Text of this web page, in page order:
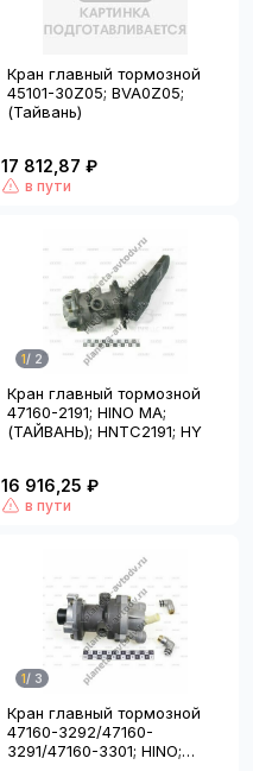
Кран главный тормозной
45101-30Z05; BVA0Z05;
(Тайвань)
17 812,87 ₽
в пути
1/ 2
Кран главный тормозной
47160-2191; HINO MA;
(ТАЙВАНЬ); HNTC2191; HY
16 916,25 ₽
в пути
1/ 3
Кран главный тормозной
47160-3292/47160-
3291/47160-3301; HINO;